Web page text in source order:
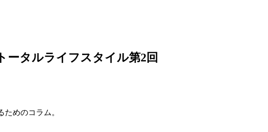
ータルライフスタイル第2回
めのコラム。